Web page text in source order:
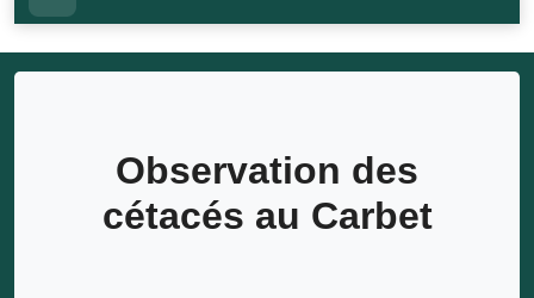
Observation des
cétacés au Carbet